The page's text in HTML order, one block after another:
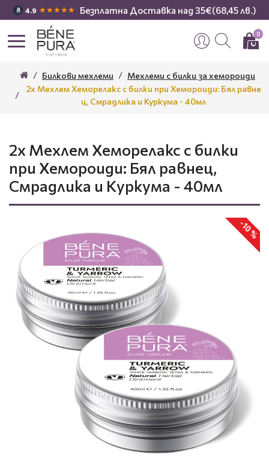
4.9 ★★★★★ Безплатна Доставка над 35€(68,45 лв.)
0
Билкови мехлеми
Мехлеми с билки за хемороиди
2x Мехлем Хеморелакс с билки при Хемороиди: Бял равне
ц, Смрадлика и Куркума - 40мл
2x Мехлем Хеморелакс с билки
при Хемороиди: Бял равнец,
Смрадлика и Куркума - 40мл
-10 %